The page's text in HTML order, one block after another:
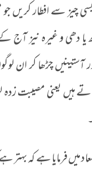
چیز سے افطار کریں
یا دھی و غیرہ نیز
آستینیں چڑھا کر ان
ہیں یعنی مصیبت
میں فرمایا ہے کہ بہتر